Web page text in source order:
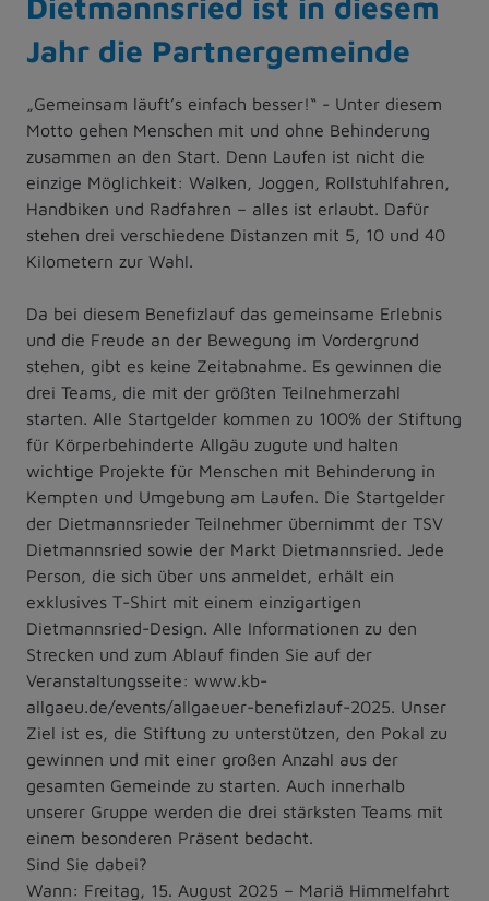
Jahr die Partnergemeinde
„Gemeinsam läuft’s einfach besser!“ - Unter diesem
Motto gehen Menschen mit und ohne Behinderung
zusammen an den Start. Denn Laufen ist nicht die
einzige Möglichkeit: Walken, Joggen, Rollstuhlfahren,
Handbiken und Radfahren – alles ist erlaubt. Dafür
stehen drei verschiedene Distanzen mit 5, 10 und 40
Kilometern zur Wahl.
Da bei diesem Benefizlauf das gemeinsame Erlebnis
und die Freude an der Bewegung im Vordergrund
stehen, gibt es keine Zeitabnahme. Es gewinnen die
drei Teams, die mit der größten Teilnehmerzahl
starten. Alle Startgelder kommen zu 100% der Stiftung
für Körperbehinderte Allgäu zugute und halten
wichtige Projekte für Menschen mit Behinderung in
Kempten und Umgebung am Laufen. Die Startgelder
der Dietmannsrieder Teilnehmer übernimmt der TSV
Dietmannsried sowie der Markt Dietmannsried. Jede
Person, die sich über uns anmeldet, erhält ein
exklusives T-Shirt mit einem einzigartigen
Dietmannsried-Design. Alle Informationen zu den
Strecken und zum Ablauf finden Sie auf der
Veranstaltungsseite: www.kb-
allgaeu.de/events/allgaeuer-benefizlauf-2025. Unser
Ziel ist es, die Stiftung zu unterstützen, den Pokal zu
gewinnen und mit einer großen Anzahl aus der
gesamten Gemeinde zu starten. Auch innerhalb
unserer Gruppe werden die drei stärksten Teams mit
einem besonderen Präsent bedacht.
Sind Sie dabei?
Wann: Freitag, 15. August 2025 – Mariä Himmelfahrt